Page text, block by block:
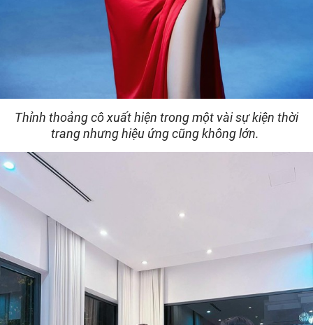
Thỉnh thoảng cô xuất hiện trong một vài sự kiện thời
trang nhưng hiệu ứng cũng không lớn.